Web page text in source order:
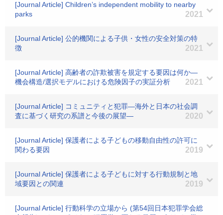
[Journal Article] Children’s independent mobility to nearby
parks
2021
[Journal Article] 公的機関による子供・女性の安全対策の特
徴
2021
[Journal Article] 高齢者の詐欺被害を規定する要因は何か―
機会構造/選択モデルにおける危険因子の実証分析
2021
[Journal Article] コミュニティと犯罪―海外と日本の社会調
査に基づく研究の系譜と今後の展望―
2020
[Journal Article] 保護者による子どもの移動自由性の許可に
関わる要因
2019
[Journal Article] 保護者による子どもに対する行動規制と地
域要因との関連
2019
[Journal Article] 行動科学の立場から (第54回日本犯罪学会総